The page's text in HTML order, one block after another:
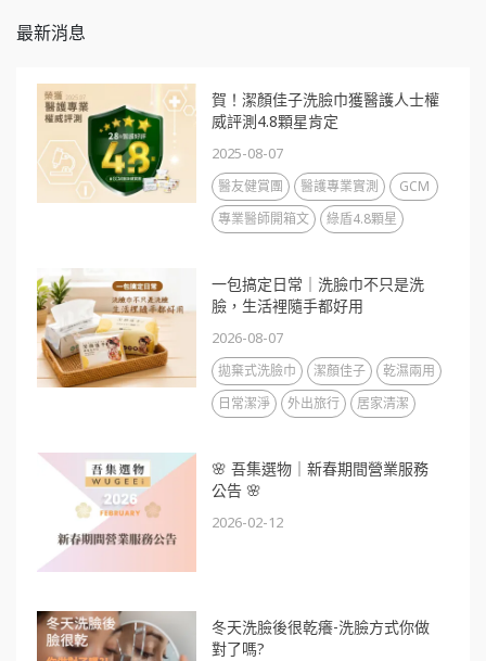
最新消息
賀！潔顏佳子洗臉巾獲醫護人士權
威評測4.8顆星肯定
2025-08-07
醫友健賞團 醫護專業實測
GCM
專業醫師開箱文
綠盾4.8顆星
一包搞定日常｜洗臉巾不只是洗
臉，生活裡隨手都好用
2026-08-07
拋棄式洗臉巾 潔顏佳子
乾濕兩用
日常潔淨
外出旅行 居家清潔
🌸 吾集選物｜新春期間營業服務
公告 🌸
2026-02-12
冬天洗臉後很乾癢-洗臉方式你做
對了嗎?